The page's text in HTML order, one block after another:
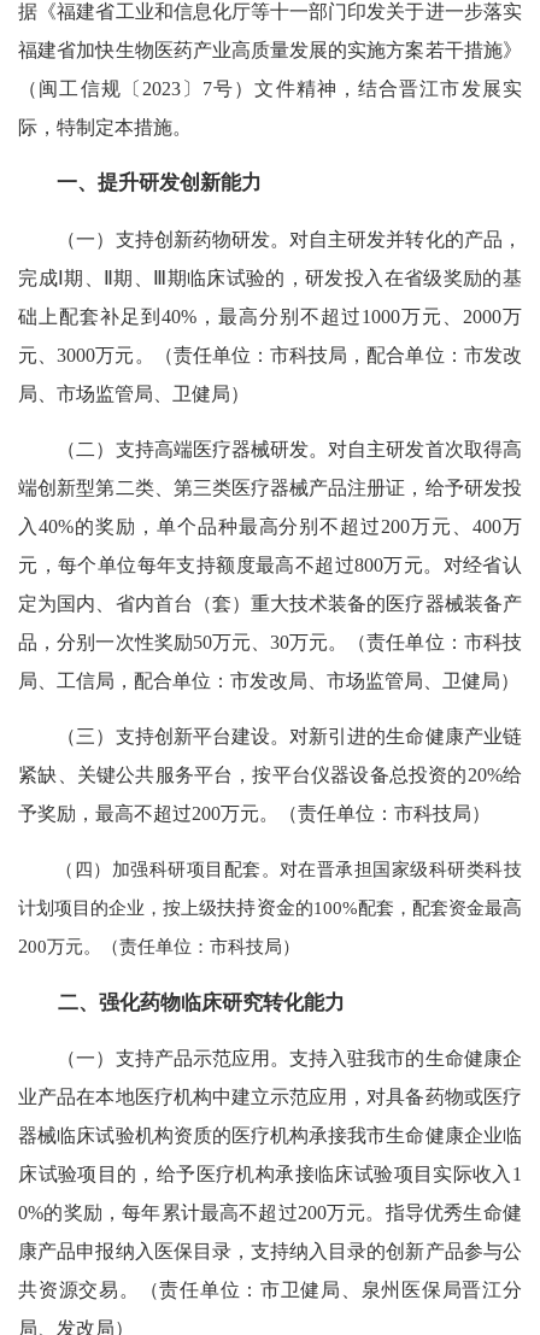
据《福建省工业和信息化厅等十一部门印发关于进一步落实
福建省加快生物医药产业高质量发展的实施方案若干措施》
（闽工信规〔2023〕7号）文件精神，结合晋江市发展实
际，特制定本措施。
一、提升研发创新能力
（一）支持创新药物研发。对自主研发并转化的产品，
完成Ⅰ期、Ⅱ期、Ⅲ期临床试验的，研发投入在省级奖励的基
础上配套补足到40%，最高分别不超过1000万元、2000万
元、3000万元。（责任单位：市科技局，配合单位：市发改
局、市场监管局、卫健局）
（二）支持高端医疗器械研发。对自主研发首次取得高
端创新型第二类、第三类医疗器械产品注册证，给予研发投
入40%的奖励，单个品种最高分别不超过200万元、400万
元，每个单位每年支持额度最高不超过800万元。对经省认
定为国内、省内首台（套）重大技术装备的医疗器械装备产
品，分别一次性奖励50万元、30万元。（责任单位：市科技
局、工信局，配合单位：市发改局、市场监管局、卫健局）
（三）支持创新平台建设。对新引进的生命健康产业链
紧缺、关键公共服务平台，按平台仪器设备总投资的20%给
予奖励，最高不超过200万元。（责任单位：市科技局）
（四）加强科研项目配套。对在晋承担国家级科研类科技
计划项目的企业，按上级扶持资金的100%配套，配套资金最高
200万元。（责任单位：市科技局）
二、强化药物临床研究转化能力
（一）支持产品示范应用。支持入驻我市的生命健康企
业产品在本地医疗机构中建立示范应用，对具备药物或医疗
器械临床试验机构资质的医疗机构承接我市生命健康企业临
床试验项目的，给予医疗机构承接临床试验项目实际收入1
0%的奖励，每年累计最高不超过200万元。指导优秀生命健
康产品申报纳入医保目录，支持纳入目录的创新产品参与公
共资源交易。（责任单位：市卫健局、泉州医保局晋江分
局、发改局）